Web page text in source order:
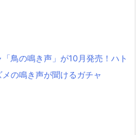
鳥の鳴き声」が10月発売！ハト
の鳴き声が聞けるガチャ